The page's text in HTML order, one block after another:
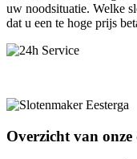
uw noodsituatie. Welke
dat u een te hoge prijs
Overzicht van onze